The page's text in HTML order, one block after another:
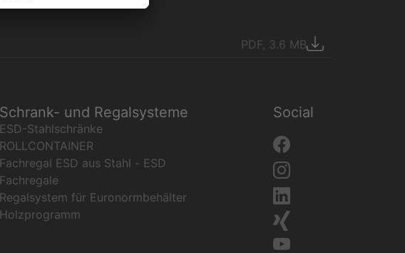
PDF, 3.6 MB
Schrank- und Regalsysteme
ESD-Stahlschränke
ROLLCONTAINER
Fachregal ESD aus Stahl - ESD
Fachregale
Regalsystem für Euronormbehälter
Holzprogramm
Social